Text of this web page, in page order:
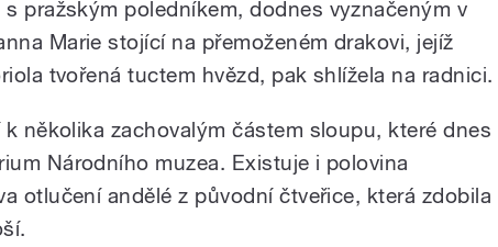
s pražským poledníkem, dodnes vyznačeným v
Marie stojící na přemoženém drakovi, jejíž
tvořená tuctem hvězd, pak shlížela na radnici.
k několika zachovalým částem sloupu, které dnes
Národního muzea. Existuje i polovina
otlučení andělé z původní čtveřice, která zdobila